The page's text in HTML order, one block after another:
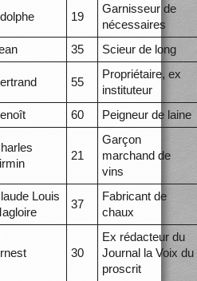
19
Garnisseur de
nécessaires
35 Scieur de long
55
Propriétaire, ex
instituteur
60 Peigneur de laine
21
Garçon
marchand de
vins
Louis
37
Fabricant de
chaux
30
Ex rédacteur du
Journal la Voix du
proscrit